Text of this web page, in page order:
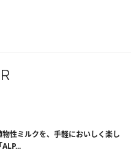
物性ミルクを、手軽においしく楽し